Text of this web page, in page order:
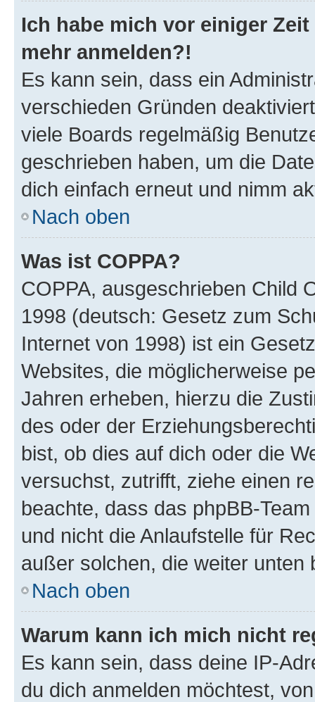
Ich habe mich vor einiger
mehr anmelden?!
Es kann sein, dass ein
verschieden Gründen
viele Boards regelmäßig
geschrieben haben, um die
dich einfach erneut und nimm
Nach oben
Was ist COPPA?
COPPA, ausgeschrieben Child
1998 (deutsch: Gesetz zum
Internet von 1998) ist ein
Websites, die möglicherweise
Jahren erheben, hierzu die
des oder der
bist, ob dies auf dich oder die
versuchst, zutrifft, ziehe einen
beachte, dass das phpBB-
und nicht die Anlaufstelle für
außer solchen, die weiter unten
Nach oben
Warum kann ich mich nicht
Es kann sein, dass deine IP-
du dich anmelden möchtest,